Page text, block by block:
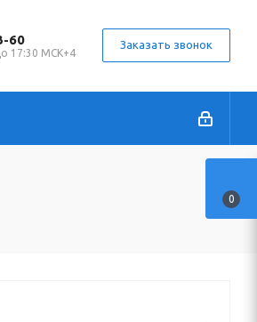
60
17:30 МСК+4
Заказать звонок
0